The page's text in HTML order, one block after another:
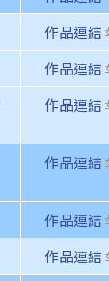
作品連結
作品連結
作品連結
作品連結
作品連結
作品連結